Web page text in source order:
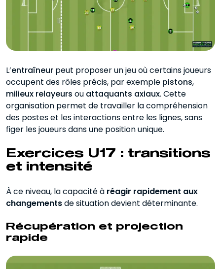
L’entraîneur peut proposer un jeu où certains joueurs
occupent des rôles précis, par exemple pistons,
milieux relayeurs ou attaquants axiaux. Cette
organisation permet de travailler la compréhension
des postes et les interactions entre les lignes, sans
figer les joueurs dans une position unique.
Exercices U17 : transitions
et intensité
À ce niveau, la capacité à réagir rapidement aux
changementsde situation devient déterminante.
Récupération et projection
rapide